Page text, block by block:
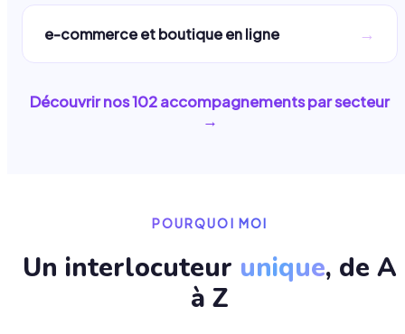
e-commerce et boutique en ligne →
Découvrir nos102accompagnements par secteur
→
POURQUOI MOI
Un interlocuteur unique, de A
à Z